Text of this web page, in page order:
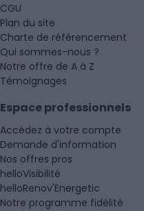
CGU
Plan du site
Charte de référencement
Qui sommes-nous ?
Notre offre de A à Z
Témoignages
Espace professionnels
Accédez à votre compte
Demande d'information
Nos offres pros
helloVisibilité
helloRenov'Energetic
Notre programme fidélité